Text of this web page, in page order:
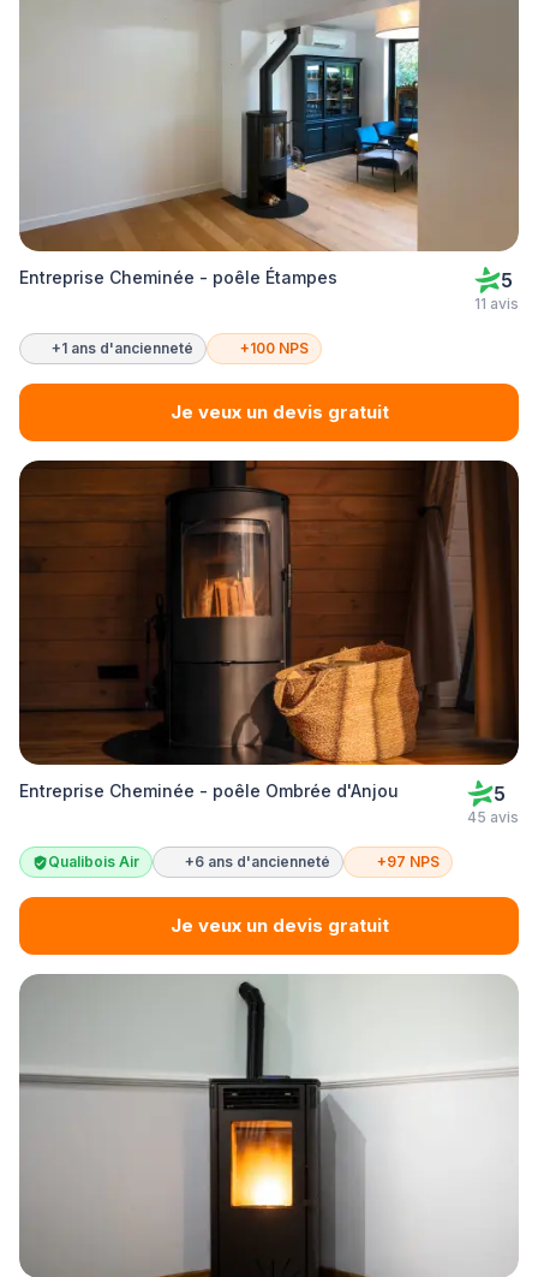
Entreprise Cheminée - poêle Étampes 5
11 avis
+1 ans d'ancienneté +100 NPS
Je veux un devis gratuit
Entreprise Cheminée - poêle Ombrée d'Anjou 5
45 avis
Qualibois Air +6 ans d'ancienneté +97 NPS
Je veux un devis gratuit